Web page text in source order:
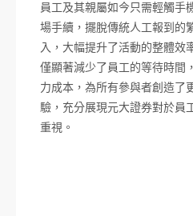
員工及其親屬如今只需輕觸手
場手續，擺脫傳統人工報到的
入，大幅提升了活動的整體效
僅顯著減少了員工的等待時間
力成本，為所有參與者創造了
驗，充分展現元大證券對於員
重視。